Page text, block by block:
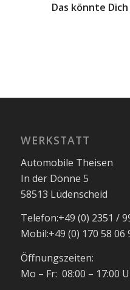
Das könnte
WERKSTATT
Automobile Theisen
In der Dönne 5
58513 Lüdenscheid
Telefon:+49 (0) 2351 /
Mobil:+49 (0) 170 58 06
Öffnungszeiten:
Mo – Fr: 08:00 – 17:00